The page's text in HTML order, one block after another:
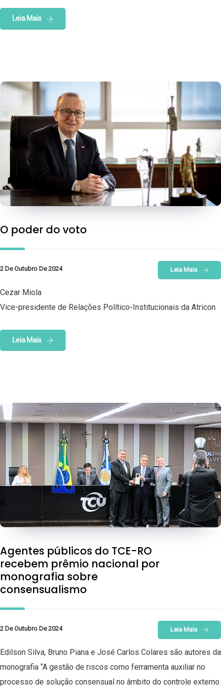
Leia Mais
O poder do voto
2 De Outubro De 2024 Leia Mais
Cezar Miola
Vice-presidente de Relações Político-Institucionais da Atricon
Leia Mais
Agentes públicos do TCE-RO
recebem prêmio nacional por
monografia sobre
consensualismo
2 De Outubro De 2024 Leia Mais
Edilson Silva, Bruno Piana e José Carlos Colares são autores da
monografia “A gestão de riscos como ferramenta auxiliar no
processo de solução consensual no âmbito do controle externo